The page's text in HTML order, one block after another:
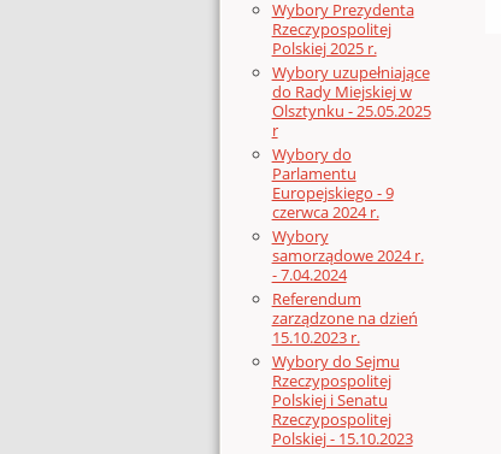
Wybory Prezydenta
Rzeczypospolitej
Polskiej 2025 r.
Wybory uzupełniające
do Rady Miejskiej w
Olsztynku - 25.05.2025
r
Wybory do
Parlamentu
Europejskiego - 9
czerwca 2024 r.
Wybory
samorządowe 2024 r.
- 7.04.2024
Referendum
zarządzone na dzień
15.10.2023 r.
Wybory do Sejmu
Rzeczypospolitej
Polskiej i Senatu
Rzeczypospolitej
Polskiej - 15.10.2023